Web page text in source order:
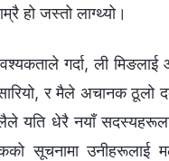
हो जस्तो लाग्थ्यो।
गर्दा, ली मिङलाई
र मैले अचानक ठूलो
यति धेरै नयाँ
सूचनामा उनीहरूलाई